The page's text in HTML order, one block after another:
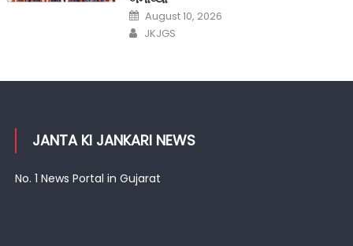
Posted
on
August 10, 2026
Author
JKJGS
JANTA KI JANKARI NEWS
No. 1 News Portal in Gujarat